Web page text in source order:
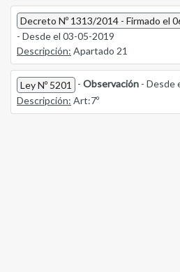
Decreto Nº 1313/2014 - Firmado el
- Desde el 03-05-2019
Descripción: Apartado 21
Ley Nº 5201 - Observación - Desde
Descripción: Art:7º